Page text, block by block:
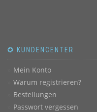
✪ KUNDENCENTER
Mein Konto
Warum registrieren?
Bestellungen
Passwort vergessen